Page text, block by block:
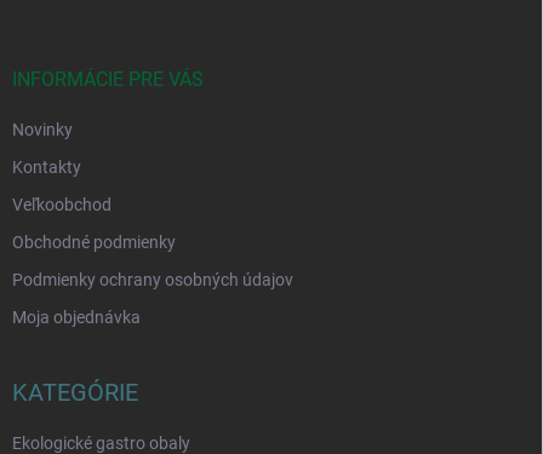
INFORMÁCIE PRE VÁS
Novinky
Kontakty
Veľkoobchod
Obchodné podmienky
Podmienky ochrany osobných údajov
Moja objednávka
KATEGÓRIE
Ekologické gastro obaly